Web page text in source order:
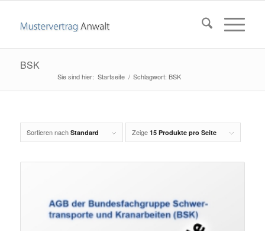
BSK
Startseite / Schlagwort: BSK
Sortieren nach Standard Zeige 15 Produkte pro Seite